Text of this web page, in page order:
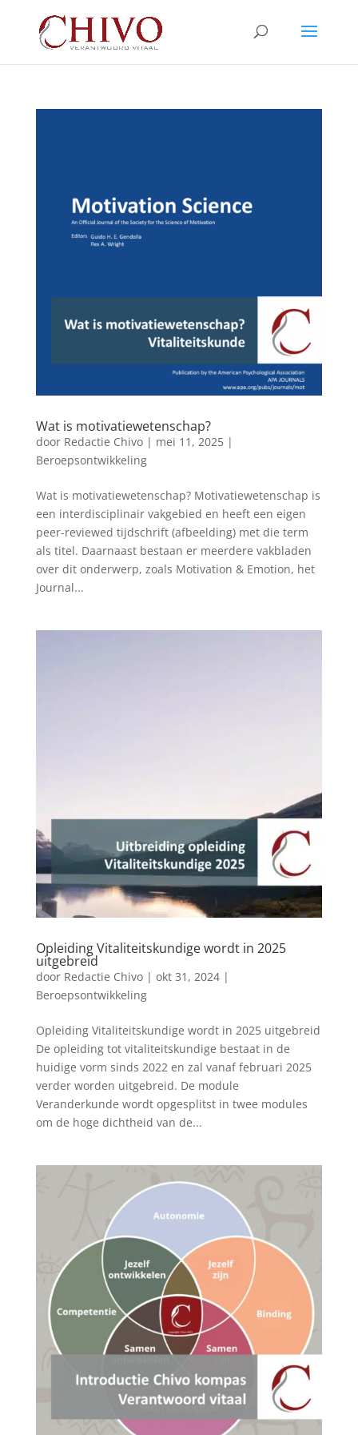
Wat is motivatiewetenschap?
door Redactie Chivo| mei 11, 2025|
Beroepsontwikkeling
Wat is motivatiewetenschap? Motivatiewetenschap is
een interdisciplinair vakgebied en heeft een eigen
peer-reviewed tijdschrift (afbeelding) met die term
als titel. Daarnaast bestaan er meerdere vakbladen
over dit onderwerp, zoals Motivation & Emotion, het
Journal...
Opleiding Vitaliteitskundige wordt in 2025
uitgebreid
door Redactie Chivo| okt 31, 2024|
Beroepsontwikkeling
Opleiding Vitaliteitskundige wordt in 2025 uitgebreid
De opleiding tot vitaliteitskundige bestaat in de
huidige vorm sinds 2022 en zal vanaf februari 2025
verder worden uitgebreid. De module
Veranderkunde wordt opgesplitst in twee modules
om de hoge dichtheid van de...